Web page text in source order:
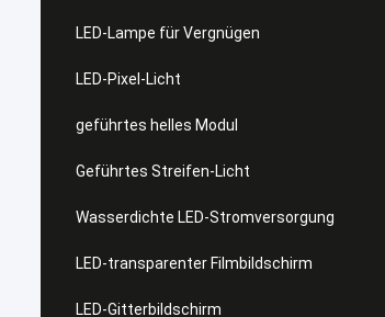
LED-Lampe für Vergnügen
LED-Pixel-Licht
geführtes helles Modul
Geführtes Streifen-Licht
Wasserdichte LED-Stromversorgung
LED-transparenter Filmbildschirm
LED-Gitterbildschirm